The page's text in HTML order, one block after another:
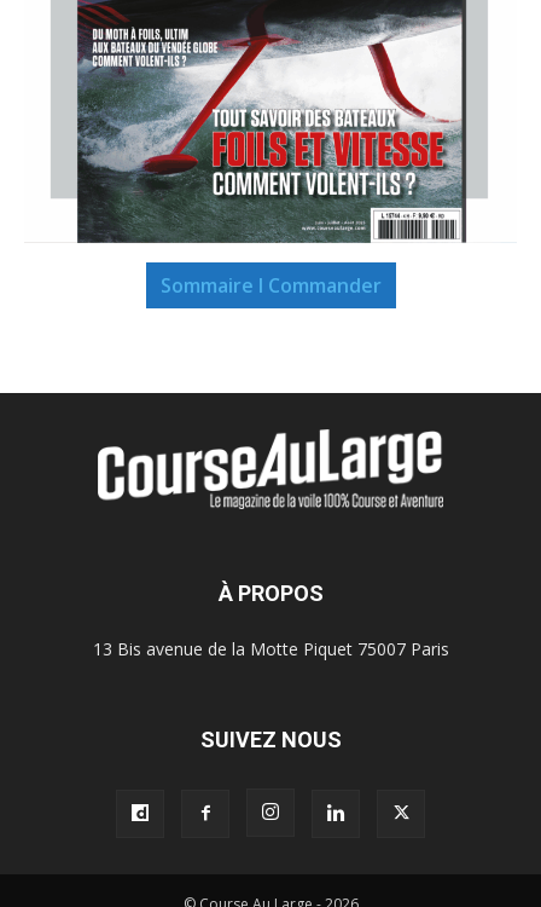
Sommaire I Commander
À PROPOS
13 Bis avenue de la Motte Piquet 75007 Paris
SUIVEZ NOUS